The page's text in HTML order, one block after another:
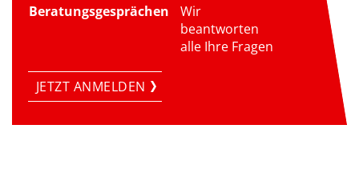
Beratungsgesprächen
Wir
beantworten
alle Ihre Fragen
JETZT ANMELDEN